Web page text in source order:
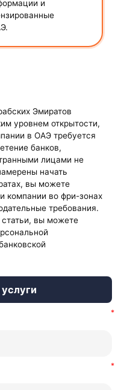
и
Эмиратов
уровнем открытости,
в ОАЭ требуется
банков,
лицами не
начать
вы можете
компании во фри-зонах
требования.
вы можете